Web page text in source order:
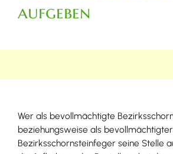
aufgeben
Wer als bevollmächtigte
beziehungsweise als bevollmächtigter
Bezirksschornsteinfeger seine Stelle